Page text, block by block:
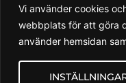
Vi använder cookies
webbplats för att göra
använder hemsidan
Kaserngatan 2
903 47 Umeå
Priser är angivna